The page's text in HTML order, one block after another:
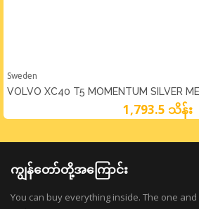
Sweden
VOLVO XC40 T5 MOMENTUM SILVER
1,793.5 သိန်း
ကျွန်တော်တို့အကြောင်း
You can buy everything inside. The one and